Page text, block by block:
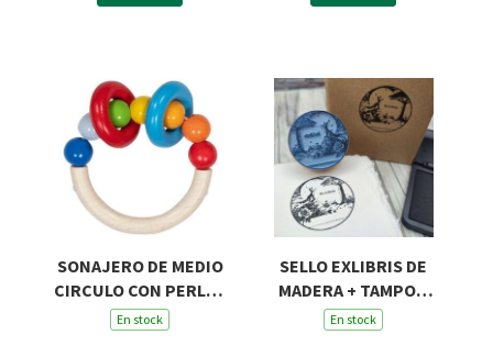
SONAJERO DE MEDIO
CIRCULO CON PERLAS
Y DOS ANILLAS
En stock
SELLO EXLIBRIS DE
MADERA + TAMPON
ROSA Y ZORRO R45
En stock